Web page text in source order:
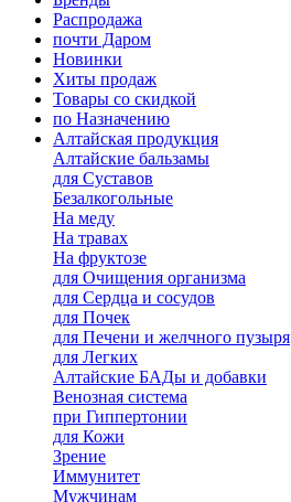
Распродажа
почти Даром
Новинки
Хиты продаж
Товары со скидкой
по Назначению
Алтайская продукция
Алтайские бальзамы
для Суставов
Безалкогольные
На меду
На травах
На фруктозе
для Очищения организма
для Сердца и сосудов
для Почек
для Печени и желчного пузыря
для Легких
Алтайские БАДы и добавки
Венозная система
при Гиппертонии
для Кожи
Зрение
Иммунитет
Мужчинам